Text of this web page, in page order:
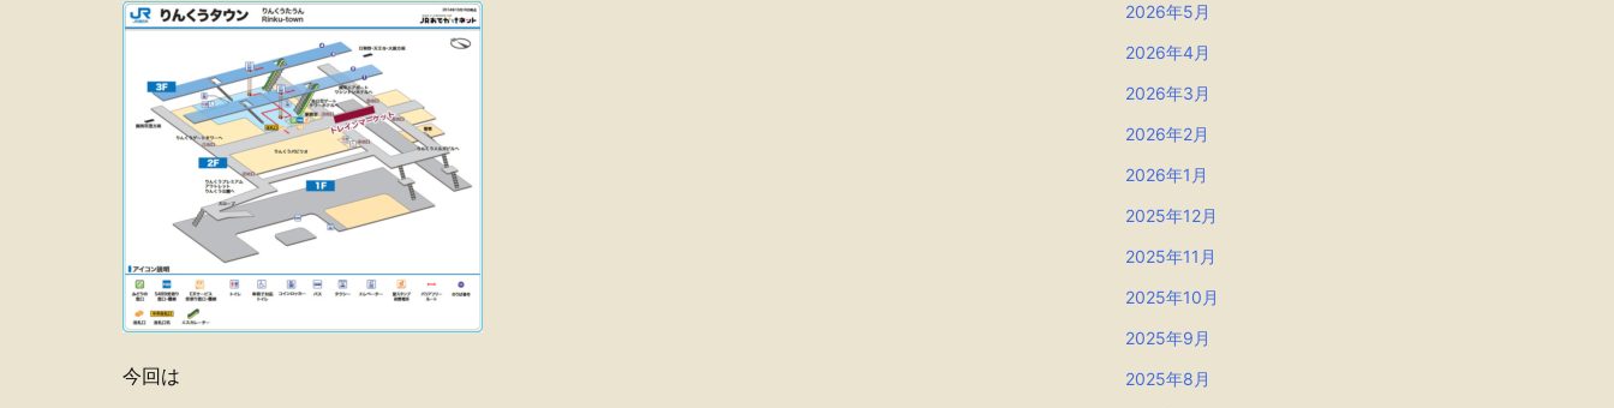
今回は
2026年5月
2026年4月
2026年3月
2026年2月
2026年1月
2025年12月
2025年11月
2025年10月
2025年9月
2025年8月